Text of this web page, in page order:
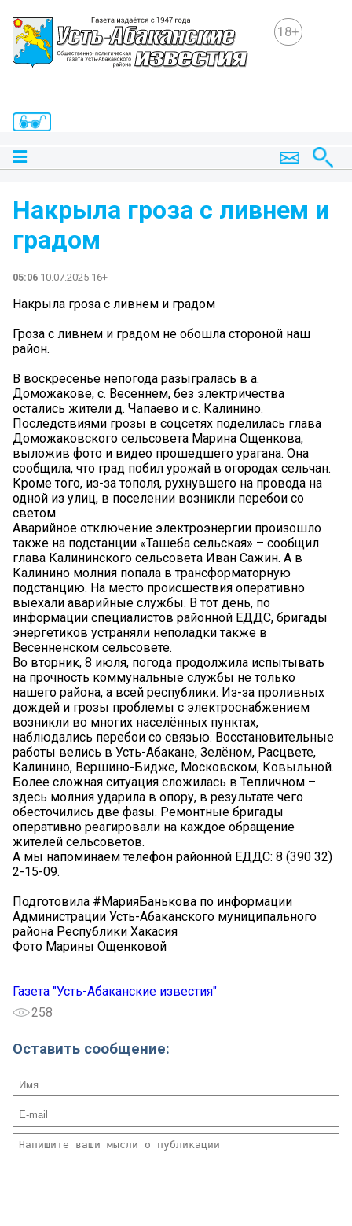
18+
Накрыла гроза с ливнем и
градом
05:06 10.07.2025 16+
Накрыла гроза с ливнем и градом
Гроза с ливнем и градом не обошла стороной наш
район.
В воскресенье непогода разыгралась в а.
Доможакове, с. Весеннем, без электричества
остались жители д. Чапаево и с. Калинино.
Последствиями грозы в соцсетях поделилась глава
Доможаковского сельсовета Марина Ощенкова,
выложив фото и видео прошедшего урагана. Она
сообщила, что град побил урожай в огородах сельчан.
Кроме того, из-за тополя, рухнувшего на провода на
одной из улиц, в поселении возникли перебои со
светом.
Аварийное отключение электроэнергии произошло
также на подстанции «Ташеба сельская» – сообщил
глава Калининского сельсовета Иван Сажин. А в
Калинино молния попала в трансформаторную
подстанцию. На место происшествия оперативно
выехали аварийные службы. В тот день, по
информации специалистов районной ЕДДС, бригады
энергетиков устраняли неполадки также в
Весенненском сельсовете.
Во вторник, 8 июля, погода продолжила испытывать
на прочность коммунальные службы не только
нашего района, а всей республики. Из-за проливных
дождей и грозы проблемы с электроснабжением
возникли во многих населённых пунктах,
наблюдались перебои со связью. Восстановительные
работы велись в Усть-Абакане, Зелёном, Расцвете,
Калинино, Вершино-Бидже, Московском, Ковыльной.
Более сложная ситуация сложилась в Тепличном –
здесь молния ударила в опору, в результате чего
обесточились две фазы. Ремонтные бригады
оперативно реагировали на каждое обращение
жителей сельсоветов.
А мы напоминаем телефон районной ЕДДС: 8 (390 32)
2-15-09.
Подготовила #МарияБанькова по информации
Администрации Усть-Абаканского муниципального
района Республики Хакасия
Фото Марины Ощенковой
Газета "Усть-Абаканские известия"
258
Оставить сообщение: